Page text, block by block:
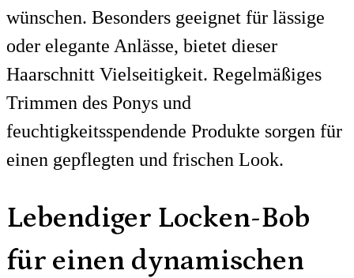
wünschen. Besonders geeignet für lässige
oder elegante Anlässe, bietet dieser
Haarschnitt Vielseitigkeit. Regelmäßiges
Trimmen des Ponys und
feuchtigkeitsspendende Produkte sorgen für
einen gepflegten und frischen Look.
Lebendiger Locken-Bob
für einen dynamischen